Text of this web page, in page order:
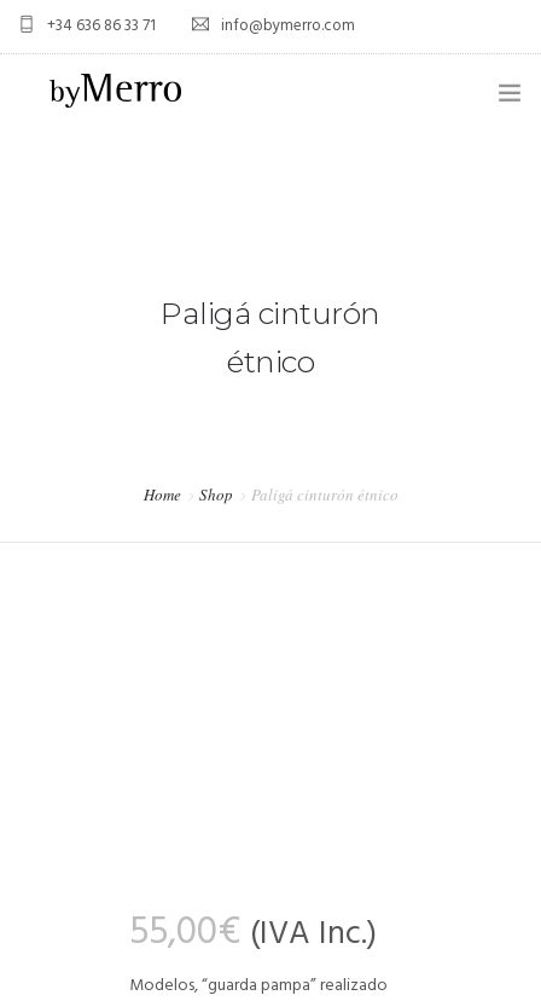
+34 636 86 33 71 info@bymerro.com
Paligá cinturón
étnico
Home Shop Paligá cinturón étnico
55,00€ (IVA Inc.)
Modelos, “guarda pampa” realizado